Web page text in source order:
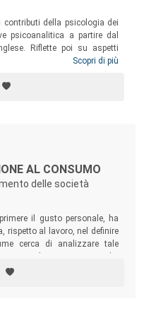
contributi della psicologia dei
psicoanalitica a partire dal
Riflette poi su aspetti
gruppi di lavoro e
efficace della riunione e la
diverse fasi della vita di un
Scopri di più
AL CONSUMO
delle società
il gusto personale, ha
rispetto al lavoro, nel definire
cerca di analizzare tale
sociologica sul consumo.